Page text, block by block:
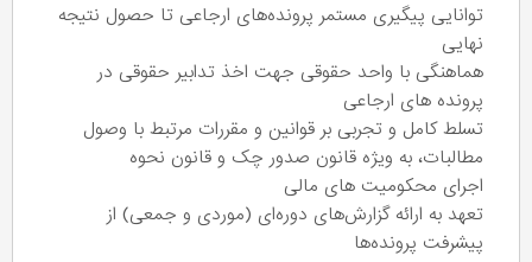
توانایی پیگیری مستمر پرونده‌های ارجاعی تا حصول نتیجه
نهایی
هماهنگی با واحد حقوقی جهت اخذ تدابیر حقوقی در
پرونده های ارجاعی
تسلط کامل و تجربی بر قوانین و مقررات مرتبط با وصول
مطالبات، به ویژه قانون صدور چک و قانون نحوه
اجرای محکومیت های مالی
تعهد به ارائه گزارش‌های دوره‌ای (موردی و جمعی) از
پیشرفت پرونده‌ها